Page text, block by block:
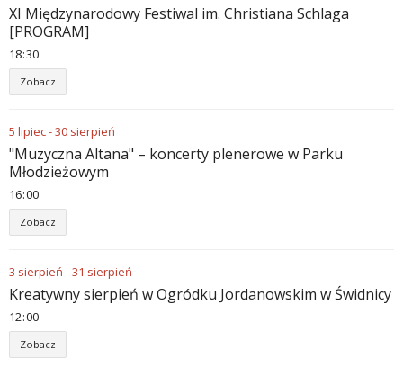
XI Międzynarodowy Festiwal im. Christiana Schlaga
[PROGRAM]
18:30
Zobacz
5 lipiec-30 sierpień
"Muzyczna Altana" – koncerty plenerowe w Parku
Młodzieżowym
16:00
Zobacz
3 sierpień -31 sierpień
Kreatywny sierpień w Ogródku Jordanowskim w Świdnicy
12:00
Zobacz